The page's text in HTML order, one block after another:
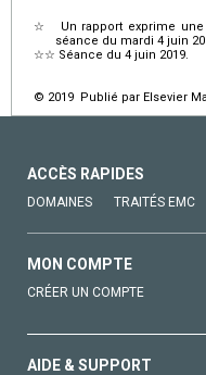
☆
Un rapport exprime
séance du mardi 4 juin
☆☆ Séance du 4 juin 2019.
© 2019 Publié par Elsevier
ACCÈS RAPIDES
DOMAINES TRAITÉS EMC
MON COMPTE
CRÉER UN COMPTE
AIDE & SUPPORT